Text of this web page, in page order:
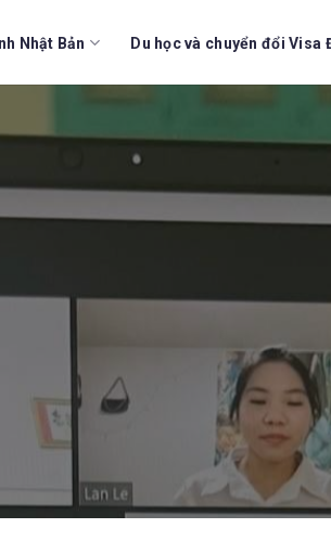
Nhật Bản Du học và chuyển đổi Visa